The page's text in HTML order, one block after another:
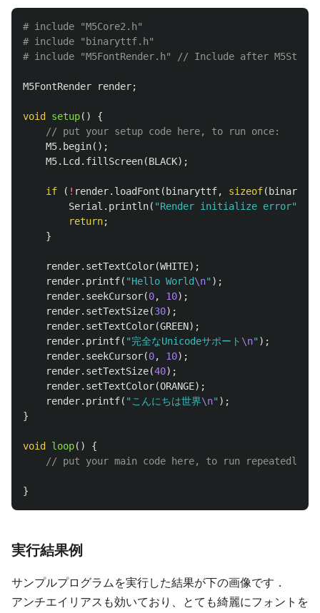
# include "M5Core2.h"
# include "binaryttf.h"
M5FontRender render;
void setup()
{
// put your setup code here, to run once:
M5. begin();
M5. Lcd . fillScreen(BLACK);
if ( ! render. loadFont ( binaryttf, sizeof( binaryttf
Serial . println( "Render initialize error"
return;
}
render. setTextColor(WHITE);
render. printf( "Hello World\n" );
render. seekCursor(0, 10);
render. setTextSize(30);
render. setTextColor(GREEN);
render. printf( "完全なUnicodeサポート \n" );
render. seekCursor(0, 10);
render. setTextSize(40);
render. setTextColor(ORANGE);
render. printf( "こんにちは世界\n" );
}
void loop()
{
// put your main code here, to run repeatedly:
}
実行結果例
サンプルプログラムを実行した結果が下の画像です．
アンチエイリアスも効いており、とても綺麗にフォントを